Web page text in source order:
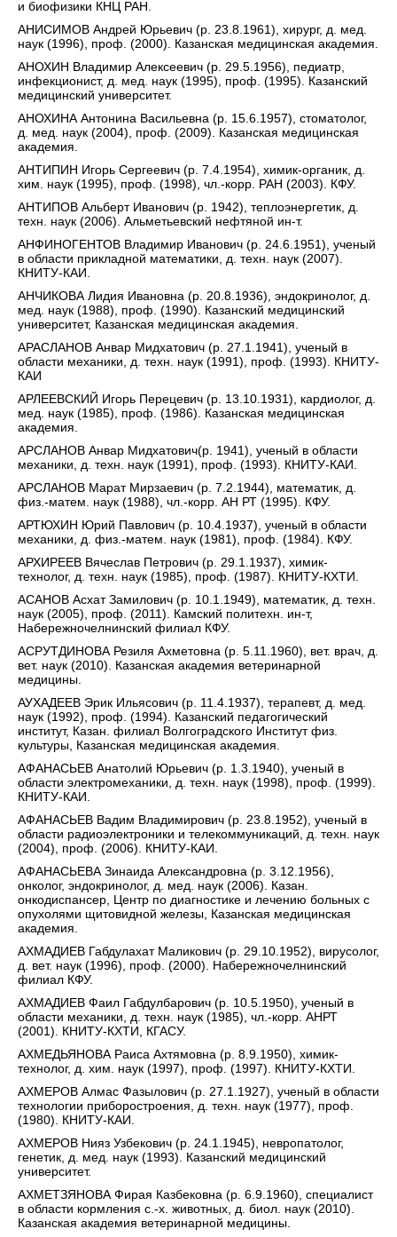
и биофизики КНЦ РАН.
АНИСИМОВ Андрей Юрьевич (р. 23.8.1961), хирург, д. мед.
наук (1996), проф. (2000). Казанская медицинская академия.
АНОХИН Владимир Алексеевич (р. 29.5.1956), педиатр,
инфекционист, д. мед. наук (1995), проф. (1995). Казанский
медицинский университет.
АНОХИНА Антонина Васильевна (р. 15.6.1957), стоматолог,
д. мед. наук (2004), проф. (2009). Казанская медицинская
академия.
АНТИПИН Игорь Сергеевич (р. 7.4.1954), химик-органик, д.
хим. наук (1995), проф. (1998), чл.-корр. РАН (2003). КФУ.
АНТИПОВ Альберт Иванович (р. 1942), теплоэнергетик, д.
техн. наук (2006). Альметьевский нефтяной ин-т.
АНФИНОГЕНТОВ Владимир Иванович (р. 24.6.1951), ученый
в области прикладной математики, д. техн. наук (2007).
КНИТУ-КАИ.
АНЧИКОВА Лидия Ивановна (р. 20.8.1936), эндокринолог, д.
мед. наук (1988), проф. (1990). Казанский медицинский
университет, Казанская медицинская академия.
АРАСЛАНОВ Анвар Мидхатович (р. 27.1.1941), ученый в
области механики, д. техн. наук (1991), проф. (1993). КНИТУ-
КАИ
АРЛЕЕВСКИЙ Игорь Перецевич (р. 13.10.1931), кардиолог, д.
мед. наук (1985), проф. (1986). Казанская медицинская
академия.
АРСЛАНОВ Анвар Мидхатович(р. 1941), ученый в области
механики, д. техн. наук (1991), проф. (1993). КНИТУ-КАИ.
АРСЛАНОВ Марат Мирзаевич (р. 7.2.1944), математик, д.
физ.-матем. наук (1988), чл.-корр. АН РТ (1995). КФУ.
АРТЮХИН Юрий Павлович (р. 10.4.1937), ученый в области
механики, д. физ.-матем. наук (1981), проф. (1984). КФУ.
АРХИРЕЕВ Вячеслав Петрович (р. 29.1.1937), химик-
технолог, д. техн. наук (1985), проф. (1987). КНИТУ-КХТИ.
АСАНОВ Асхат Замилович (р. 10.1.1949), математик, д. техн.
наук (2005), проф. (2011). Камский политехн. ин-т,
Набережночелнинский филиал КФУ.
АСРУТДИНОВА Резиля Ахметовна (р. 5.11.1960), вет. врач, д.
вет. наук (2010). Казанская академия ветеринарной
медицины.
АУХАДЕЕВ Эрик Ильясович (р. 11.4.1937), терапевт, д. мед.
наук (1992), проф. (1994). Казанский педагогический
институт, Казан. филиал Волгоградского Институт физ.
культуры, Казанская медицинская академия.
АФАНАСЬЕВ Анатолий Юрьевич (р. 1.3.1940), ученый в
области электромеханики, д. техн. наук (1998), проф. (1999).
КНИТУ-КАИ.
АФАНАСЬЕВ Вадим Владимирович (р. 23.8.1952), ученый в
области радиоэлектроники и телекоммуникаций, д. техн. наук
(2004), проф. (2006). КНИТУ-КАИ.
АФАНАСЬЕВА Зинаида Александровна (р. 3.12.1956),
онколог, эндокринолог, д. мед. наук (2006). Казан.
онкодиспансер, Центр по диагностике и лечению больных с
опухолями щитовидной железы, Казанская медицинская
академия.
АХМАДИЕВ Габдулахат Маликович (р. 29.10.1952), вирусолог,
д. вет. наук (1996), проф. (2000). Набережночелнинский
филиал КФУ.
АХМАДИЕВ Фаил Габдулбарович (р. 10.5.1950), ученый в
области механики, д. техн. наук (1985), чл.-корр. АНРТ
(2001). КНИТУ-КХТИ, КГАСУ.
АХМЕДЬЯНОВА Раиса Ахтямовна (р. 8.9.1950), химик-
технолог, д. хим. наук (1997), проф. (1997). КНИТУ-КХТИ.
АХМЕРОВ Алмас Фазылович (р. 27.1.1927), ученый в области
технологии приборостроения, д. техн. наук (1977), проф.
(1980). КНИТУ-КАИ.
АХМЕРОВ Нияз Узбекович (р. 24.1.1945), невропатолог,
генетик, д. мед. наук (1993). Казанский медицинский
университет.
АХМЕТЗЯНОВА Фирая Казбековна (р. 6.9.1960), специалист
в области кормления с.-х. животных, д. биол. наук (2010).
Казанская академия ветеринарной медицины.